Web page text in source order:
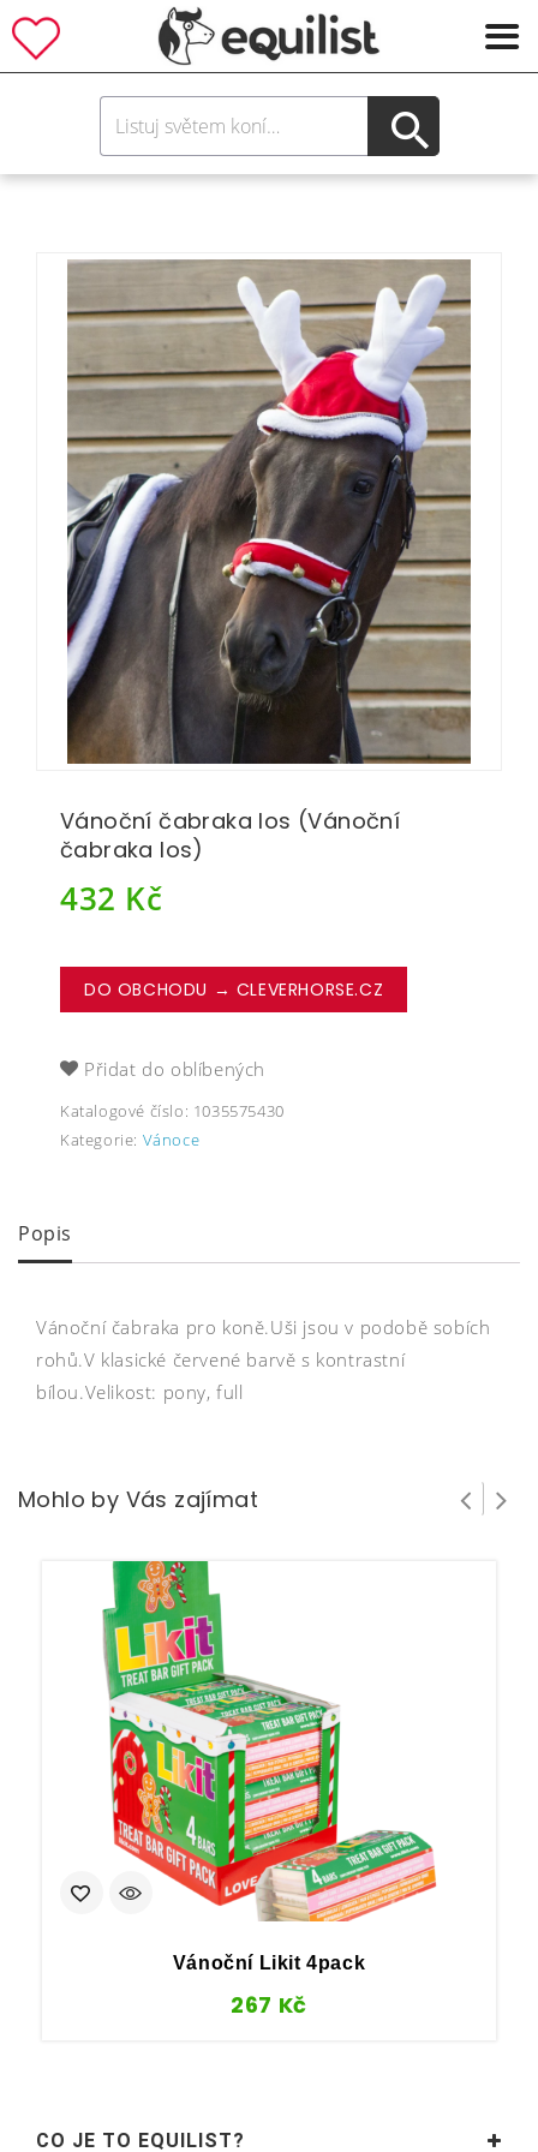
Vánoční čabraka los (Vánoční
čabraka los)
432 Kč
DO OBCHODU → CLEVERHORSE.CZ
Přidat do oblíbených
Katalogové číslo: 1035575430
Kategorie: Vánoce
Popis
Vánoční čabraka pro koně.Uši jsou v podobě sobích
rohů.V klasické červené barvě s kontrastní
bílou.Velikost: pony, full
Mohlo by Vás zajímat
Vánoční Likit 4pack
267 Kč
CO JE TO EQUILIST?